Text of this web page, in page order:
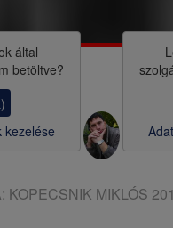
által
betöltve?
kezelése
KOPECSNIK MIKLÓS